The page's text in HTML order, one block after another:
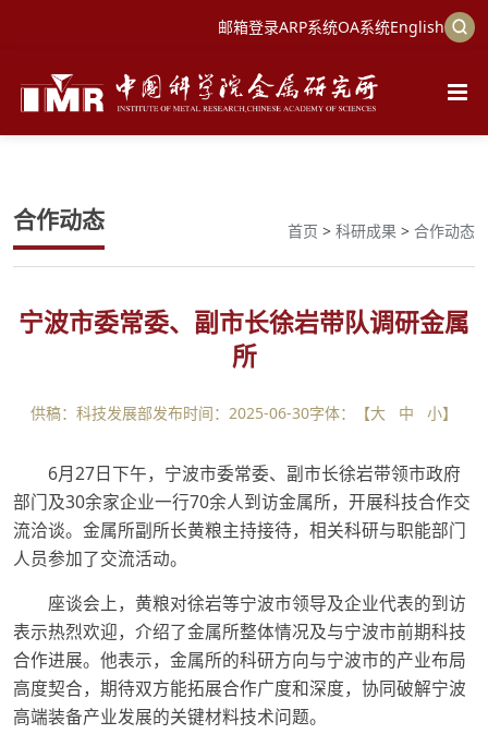
邮箱登录ARP系统OA系统English
合作动态 首页 > 科研成果 > 合作动态
宁波市委常委、副市长徐岩带队调研金属
所
供稿：科技发展部发布时间：2025-06-30字体：【大 中 小】
6月27日下午，宁波市委常委、副市长徐岩带领市政府
部门及30余家企业一行70余人到访金属所，开展科技合作交
流洽谈。金属所副所长黄粮主持接待，相关科研与职能部门
人员参加了交流活动。
座谈会上，黄粮对徐岩等宁波市领导及企业代表的到访
表示热烈欢迎，介绍了金属所整体情况及与宁波市前期科技
合作进展。他表示，金属所的科研方向与宁波市的产业布局
高度契合，期待双方能拓展合作广度和深度，协同破解宁波
高端装备产业发展的关键材料技术问题。